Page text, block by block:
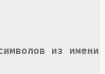
из имени